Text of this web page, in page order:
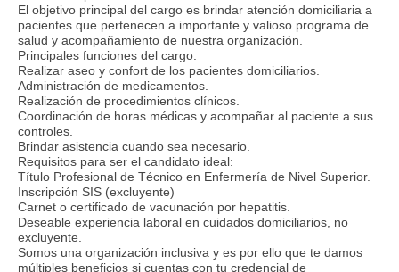
El objetivo principal del cargo es brindar atención domiciliaria a
pacientes que pertenecen a importante y valioso programa de
salud y acompañamiento de nuestra organización.
Principales funciones del cargo:
Realizar aseo y confort de los pacientes domiciliarios.
Administración de medicamentos.
Realización de procedimientos clínicos.
Coordinación de horas médicas y acompañar al paciente a sus
controles.
Brindar asistencia cuando sea necesario.
Requisitos para ser el candidato ideal:
Título Profesional de Técnico en Enfermería de Nivel Superior.
Inscripción SIS (excluyente)
Carnet o certificado de vacunación por hepatitis.
Deseable experiencia laboral en cuidados domiciliarios, no
excluyente.
Somos una organización inclusiva y es por ello que te damos
múltiples beneficios si cuentas con tu credencial de